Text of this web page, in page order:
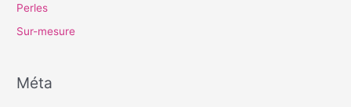
Perles
Sur-mesure
Méta